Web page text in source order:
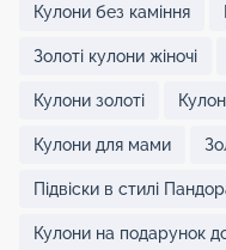
Кулони без каміння
Золоті кулони жіночі
Кулони золоті
Кулони для мами
Підвіски в стилі
Кулони на подарунок